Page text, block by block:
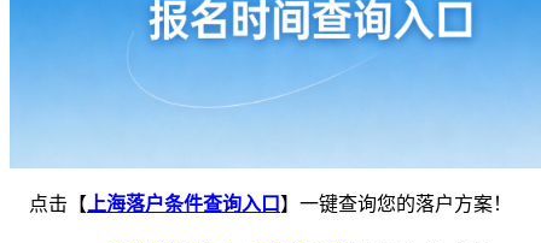
点击【 上海落户条件查询入口 】一键查询您的落户方案！